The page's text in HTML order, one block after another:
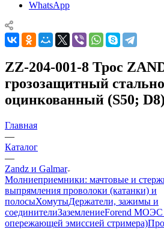
WhatsApp
ZZ-204-001-8 Трос
грозозащитный
оцинкованный (S50; D8)
Главная
—
Каталог
—
Zandz и Galmar
Молниеприемники: мачтовые и
выпрямления проволоки (катанки) и
полосыХомутыДержатели, зажимы и
соединителиЗаземлениеForend МОЭС
опережающей эмиссией стримера)